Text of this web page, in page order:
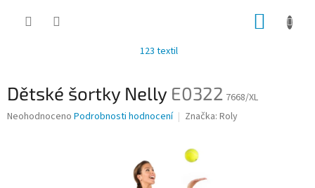
123 textil
Dětské šortky Nelly E0322 7668/XL
Průměrné
Neohodnoceno Podrobnosti hodnocení Značka: Roly